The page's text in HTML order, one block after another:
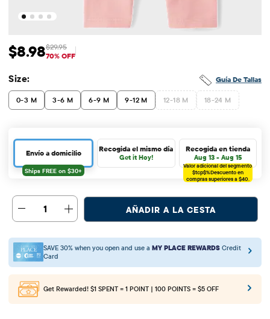
Precio de venta: $8.98
$8.98 Precio original: $29.95
$29.95
70% OFF
Guía De Tallas
Size:
0-3 M 3-6 M 6-9 M 9-12 M 12-18 M 18-24 M
Envío a domicilio Recogida el mismo día
Get it Hoy!
Recogida en tienda
Aug 13 - Aug 15
Valor adicional del segmento
$tcp$%Descuento en
compras superiores a $40.
1 AÑADIR A LA CESTA
SAVE 30% when you open and use a MY PLACE REWARDS Credit
Card
Get Rewarded! $1 SPENT = 1 POINT | 100 POINTS = $5 OFF